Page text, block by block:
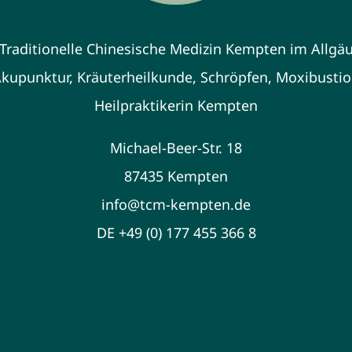
Traditionelle Chinesische Medizin Kempten im Allgäu
Kräuterheilkunde, Schröpfen,
Heilpraktikerin Kempten
Michael-Beer-Str. 18
87435 Kempten
info@tcm-kempten.de
DE +49 (0) 177 455 366 8